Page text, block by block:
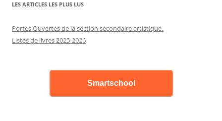
LES ARTICLES LES PLUS LUS
Portes Ouvertes de la section secondaire artistique.
Listes de livres 2025-2026
Smartschool